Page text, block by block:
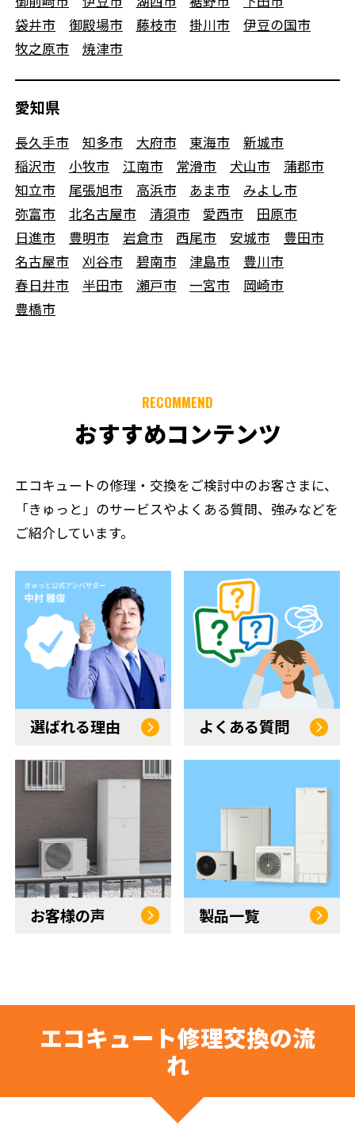
袋井市
御殿場市 藤枝市 掛川市
伊豆の国市
牧之原市
焼津市
愛知県
長久手市 知多市 大府市 東海市
新城市
稲沢市
小牧市 江南市 常滑市 犬山市
蒲郡市
知立市
尾張旭市 高浜市 あま市
みよし市
弥富市
北名古屋市 清須市 愛西市
田原市
日進市
豊明市 岩倉市 西尾市 安城市
豊田市
名古屋市
刈谷市 碧南市 津島市
豊川市
春日井市
半田市 瀬戸市 一宮市
岡崎市
豊橋市
RECOMMEND
おすすめコンテンツ
エコキュートの修理・交換をご検討中のお客さまに、
「きゅっと」のサービスやよくある質問、強みなどを
ご紹介しています。
選ばれる理由 よくある質問
お客様の声 製品一覧
エコキュート修理交換の流
れ